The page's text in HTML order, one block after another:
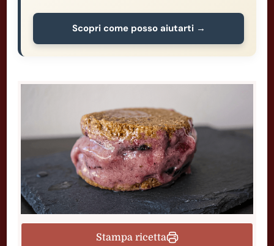
Scopri come posso aiutarti →
Stampa ricetta